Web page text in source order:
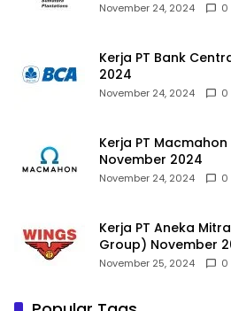
November 24, 2024 0
Kerja PT Bank
2024
November 24, 2024 0
Kerja PT
November 2024
November 24, 2024 0
Kerja PT Aneka
Group) November
November 25, 2024 0